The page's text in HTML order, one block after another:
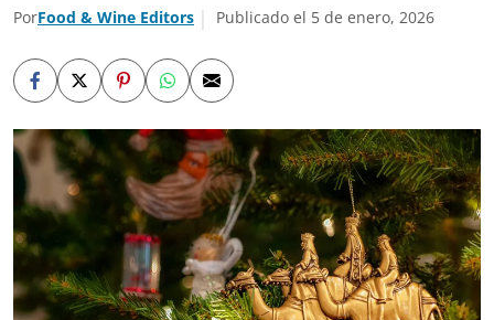
PorFood & Wine Editors Publicado el 5 de enero, 2026